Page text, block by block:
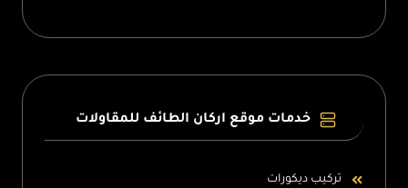
خدمات موقع اركان الطائف للمقاولات
تركيب ديكورات